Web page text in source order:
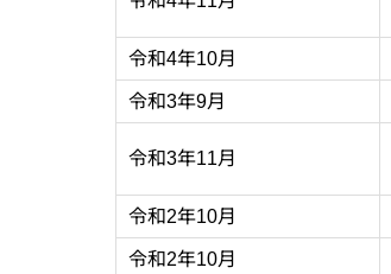
令和4年10月
令和3年9月
令和3年11月
令和2年10月
令和2年10月